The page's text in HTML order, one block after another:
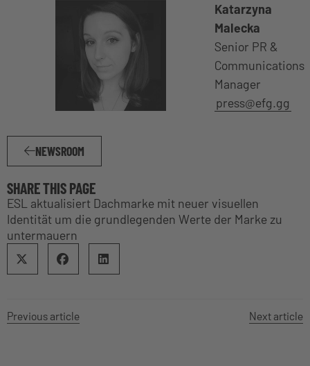
Katarzyna
Malecka
Senior PR &
Communications
Manager
press@efg.gg
NEWSROOM
SHARE THIS PAGE
ESL aktualisiert Dachmarke mit neuer visuellen
Identität um die grundlegenden Werte der Marke zu
untermauern
Previous article Next article